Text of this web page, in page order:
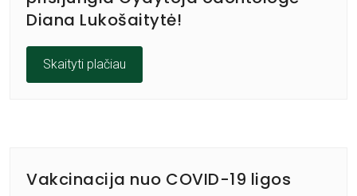
Diana Lukošaitytė!
Skaityti plačiau
Vakcinacija nuo COVID-19 ligos